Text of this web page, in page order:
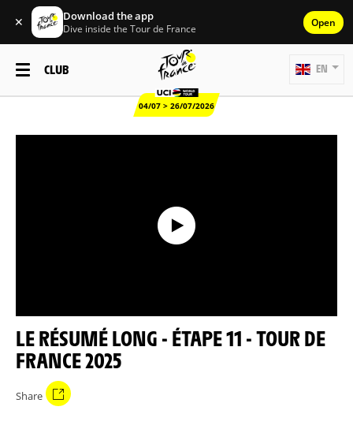
✕ Download the app
Dive inside the Tour de France Open
CLUB
04/07 > 26/07/2026
EN
LE RÉSUMÉ LONG - ÉTAPE 11 - TOUR DE
FRANCE 2025
Share